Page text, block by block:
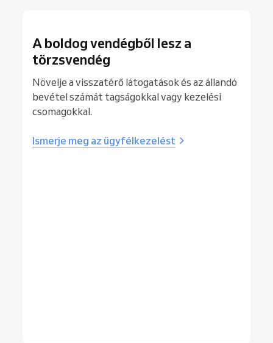
A boldog vendégből lesz a
törzsvendég
Növelje a visszatérő látogatások és az állandó
bevétel számát tagságokkal vagy kezelési
csomagokkal.
Ismerje meg az ügyfélkezelést